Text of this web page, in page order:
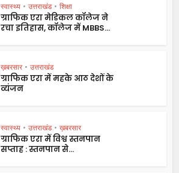
स्वास्थ्य • उत्तराखंड • शिक्षा
ग्राफिक एरा मेडिकल कॉलेज ने
रचा इतिहास, कॉलेज में MBBS...
ख़बरसार • उत्तराखंड
ग्राफिक एरा में महके आठ देशों के
व्यंजन
स्वास्थ्य • उत्तराखंड • ख़बरसार
ग्राफिक एरा में विश्व स्तनपान
सप्ताह : स्तनपान से...